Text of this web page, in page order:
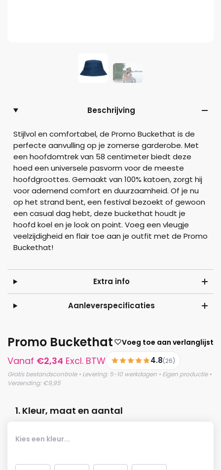
Beschrijving
Stijlvol en comfortabel, de Promo Buckethat is de
perfecte aanvulling op je zomerse garderobe. Met
een hoofdomtrek van 58 centimeter biedt deze
hoed een universele pasvorm voor de meeste
hoofdgroottes. Gemaakt van 100% katoen, zorgt hij
voor ademend comfort en duurzaamheid. Of je nu
op het strand bent, een festival bezoekt of gewoon
een casual dag hebt, deze buckethat houdt je
hoofd koel en je look on point. Voeg een vleugje
veelzijdigheid en flair toe aan je outfit met de Promo
Buckethat!
Extra info
Aanleverspecificaties
Promo Buckethat Voeg toe aan verlanglijst
Vanaf €2,34 Excl. BTW 4.8(26)
Gratis bestandscontrole • Levering: 5-10 werkdagen • Eigen productie •
Verzending: €9,95
1. Kleur, maat en aantal
Kies een kleur...